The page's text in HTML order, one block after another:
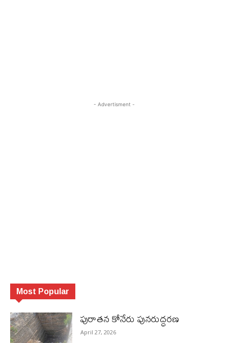
- Advertisment -
Most Popular
పురాత‌న కోనేరు పున‌రుద్ధ‌ర‌ణ
April 27, 2026